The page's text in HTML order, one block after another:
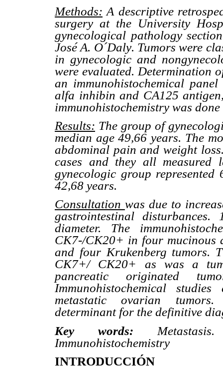
Methods: A descriptive
surgery at the University
gynecological pathology
José A. O´Daly. Tumors were
in gynecologic and
were evaluated. Determination
an immunohistochemical
alfa inhibin and CA125
immunohistochemistry was
Results: The group of
median age 49,66 years. The
abdominal pain and weight
cases and they all measured
gynecologic group
42,68 years.
Consultation was due to
gastrointestinal
diameter. The
CK7-/CK20+ in four mucinous
and four Krukenberg tumors.
CK7+/ CK20+ as was a
pancreatic originated
Immunohistochemical
metastatic ovarian
determinant for the definitive
Key words:
Immunohistochemistry
INTRODUCCIÓN